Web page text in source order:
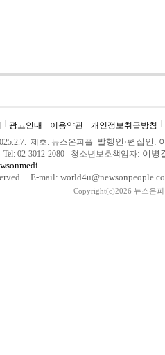
광고안내 이용약관
개인정보취급방침
제호: 뉴스온피플 발행인 ‧편집인:
02-3012-2080 청소년보호책임자: 이
E-mail:
Copyright(c)2026 뉴스온